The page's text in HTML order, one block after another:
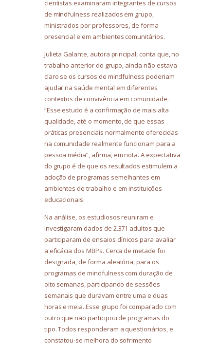
cientistas examinaram integrantes de cursos
de mindfulness realizados em grupo,
ministrados por professores, de forma
presencial e em ambientes comunitários.
Julieta Galante, autora principal, conta que, no
trabalho anterior do grupo, ainda não estava
claro se os cursos de mindfulness poderiam
ajudar na saúde mental em diferentes
contextos de convivência em comunidade.
“Esse estudo é a confirmação de mais alta
qualidade, até o momento, de que essas
práticas presenciais normalmente oferecidas
na comunidade realmente funcionam para a
pessoa média”, afirma, em nota. A expectativa
do grupo é de que os resultados estimulem a
adoção de programas semelhantes em
ambientes de trabalho e em instituições
educacionais.
Na análise, os estudiosos reuniram e
investigaram dados de 2.371 adultos que
participaram de ensaios clínicos para avaliar
a eficácia dos MBPs. Cerca de metade foi
designada, de forma aleatória, para os
programas de mindfulness com duração de
oito semanas, participando de sessões
semanais que duravam entre uma e duas
horas e meia. Esse grupo foi comparado com
outro que não participou de programas do
tipo. Todos responderam a questionários, e
constatou-se melhora do sofrimento